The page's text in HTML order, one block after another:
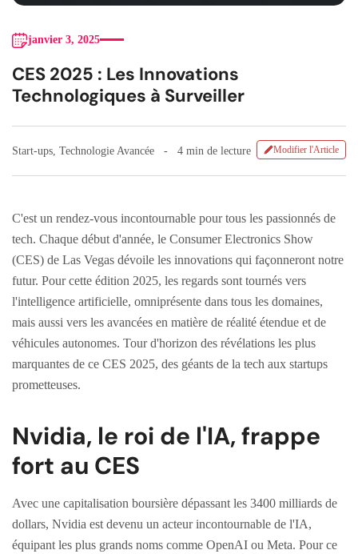
janvier 3, 2025
CES 2025 : Les Innovations
Technologiques à Surveiller
Start-ups Technologie Avancée 4 min de lecture Modifier l'Article
C'est un rendez-vous incontournable pour tous les passionnés de
tech. Chaque début d'année, le Consumer Electronics Show
(CES) de Las Vegas dévoile les innovations qui façonneront notre
futur. Pour cette édition 2025, les regards sont tournés vers
l'intelligence artificielle, omniprésente dans tous les domaines,
mais aussi vers les avancées en matière de réalité étendue et de
véhicules autonomes. Tour d'horizon des révélations les plus
marquantes de ce CES 2025, des géants de la tech aux startups
prometteuses.
Nvidia, le roi de l'IA, frappe
fort au CES
Avec une capitalisation boursière dépassant les 3400 milliards de
dollars, Nvidia est devenu un acteur incontournable de l'IA,
équipant les plus grands noms comme OpenAI ou Meta. Pour ce